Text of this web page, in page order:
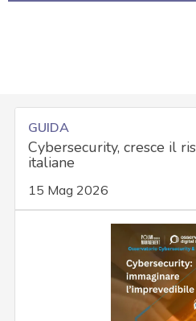
GUIDA
Cybersecurity, cresce il
italiane
15 Mag 2026